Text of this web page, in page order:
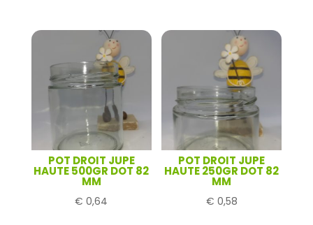
POT DROIT JUPE
HAUTE 500GR DOT 82
MM
€ 0,64
POT DROIT JUPE
HAUTE 250GR DOT 82
MM
€ 0,58